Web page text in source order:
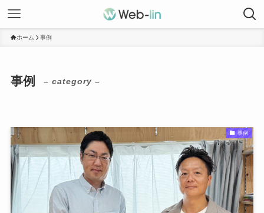
ホーム 事例
事例 – category –
事例